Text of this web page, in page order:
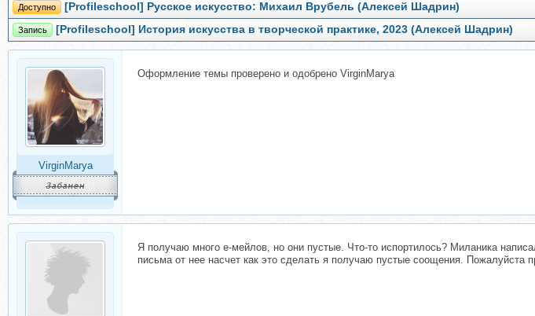
Доступно [Profileschool] Русское искусство: Михаил Врубель (Алексей Шадрин)
Запись [Profileschool] История искусства в творческой практике, 2023 (Алексей Шадрин)
VirginMarya
Оформление темы проверено и одобрено VirginMarya
Я получаю много е-мейлов, но они пустые. Что-то испортилось? Миланика
письма от нее насчет как это сделать я получаю пустые соощения. Пожалуйста